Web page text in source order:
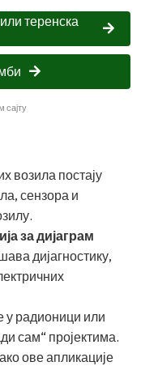
теренска
сајту
возила постају
сензора и
за дијаграм
дијагностику,
у радионици или
сам“ пројектима.
ове апликације